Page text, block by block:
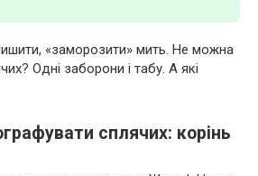
«заморозити» мить. Не можна
Одні заборони і табу. А які
сплячих: корінь